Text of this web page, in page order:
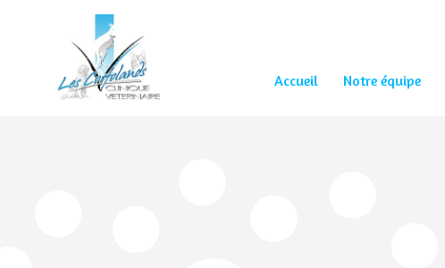
Accueil Notre équipe